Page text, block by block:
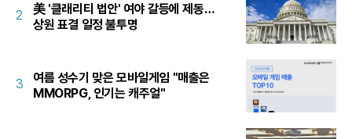
2
美 '클래리티 법안' 여야 갈등에 제동…
상원 표결 일정 불투명
3
여름 성수기 맞은 모바일게임 "매출은
MMORPG, 인기는 캐주얼"